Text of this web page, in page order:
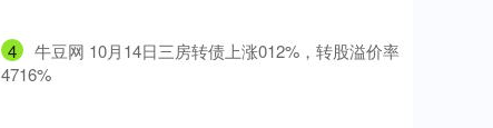
4
​牛豆网 10月14日三房转债上涨012%，转股溢价率
4716%